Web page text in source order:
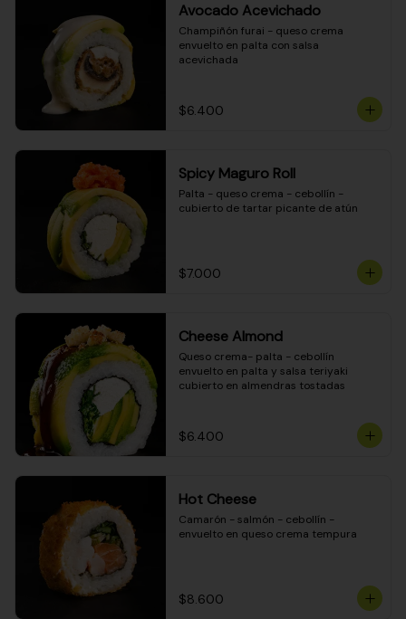
Avocado Acevichado
Champiñón furai - queso crema
envuelto en palta con salsa
acevichada
$6.400
Spicy Maguro Roll
Palta - queso crema - cebollín -
cubierto de tartar picante de atún
$7.000
Cheese Almond
Queso crema- palta - cebollín
envuelto en palta y salsa teriyaki
cubierto en almendras tostadas
$6.400
Hot Cheese
Camarón - salmón - cebollín -
envuelto en queso crema tempura
$8.600